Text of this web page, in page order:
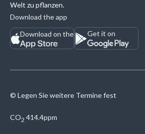
Welt zu pflanzen.
Download the app
Download on the
Get it on
© Legen Sie weitere Termine fest
CO2 414.4ppm